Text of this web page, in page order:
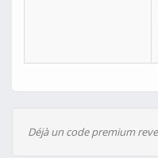
Déjà un code premium